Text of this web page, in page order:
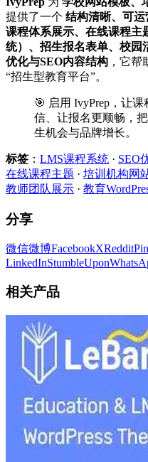
提供了一个 结构清晰、可
课程体系展示、在线课程
统）、招生报名表单、校园
优化与SEO内容结构 ，它
“招生型教育平台”。
🎯 启用 IvyPrep，让
信、让报名更顺畅，
生机会与品牌增长。
标签 ： LMS课程系统 · SEO
在线课程主题 · 培训机构网
教师团队展示 · 教育
分享
微信微博FacebookXReddit
LinkedInStumbleUpon
相关产品